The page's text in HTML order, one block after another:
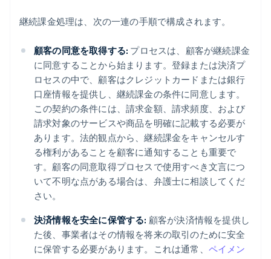
継続課金処理は、次の一連の手順で構成されます。
顧客の同意を取得する: プロセスは、顧客が継続課金
に同意することから始まります。登録または決済プ
ロセスの中で、顧客はクレジットカードまたは銀行
口座情報を提供し、継続課金の条件に同意します。
この契約の条件には、請求金額、請求頻度、および
請求対象のサービスや商品を明確に記載する必要が
あります。法的観点から、継続課金をキャンセルす
る権利があることを顧客に通知することも重要で
す。顧客の同意取得プロセスで使用すべき文言につ
いて不明な点がある場合は、弁護士に相談してくだ
さい。
決済情報を安全に保管する: 顧客が決済情報を提供し
た後、事業者はその情報を将来の取引のために安全
に保管する必要があります。これは通常、 ペイメン